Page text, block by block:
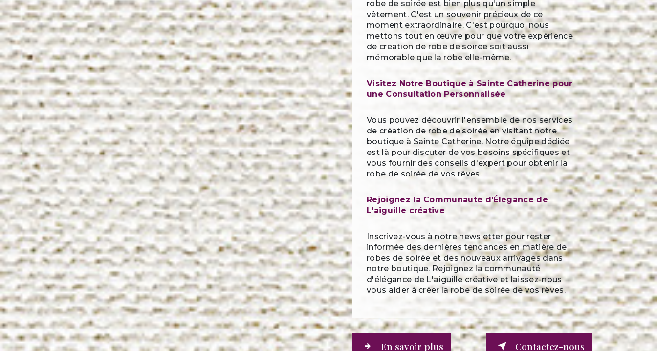
robe de soirée est bien plus qu'un simple
vêtement. C'est un souvenir précieux de ce
moment extraordinaire. C'est pourquoi nous
mettons tout en œuvre pour que votre expérience
de création de robe de soirée soit aussi
mémorable que la robe elle-même.
Visitez Notre Boutique à Sainte Catherine pour
une Consultation Personnalisée
Vous pouvez découvrir l'ensemble de nos services
de création de robe de soirée en visitant notre
boutique à Sainte Catherine. Notre équipe dédiée
est là pour discuter de vos besoins spécifiques et
vous fournir des conseils d'expert pour obtenir la
robe de soirée de vos rêves.
Rejoignez la Communauté d'Élégance de
L'aiguille créative
Inscrivez-vous à notre newsletter pour rester
informée des dernières tendances en matière de
robes de soirée et des nouveaux arrivages dans
notre boutique. Rejoignez la communauté
d'élégance de L'aiguille créative et laissez-nous
vous aider à créer la robe de soirée de vos rêves.
En savoir plus Contactez-nous